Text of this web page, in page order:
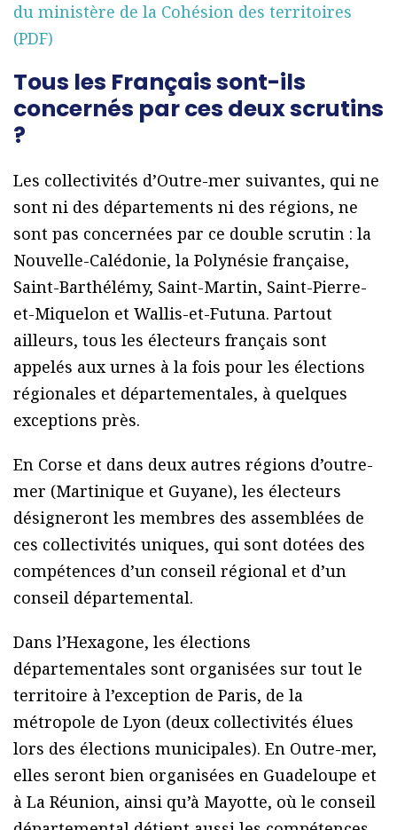
du ministère de la Cohésion des territoires
(PDF)
Tous les Français sont-ils
concernés par ces deux scrutins
?
Les collectivités d’Outre-mer suivantes, qui ne
sont ni des départements ni des régions, ne
sont pas concernées par ce double scrutin : la
Nouvelle-Calédonie, la Polynésie française,
Saint-Barthélémy, Saint-Martin, Saint-Pierre-
et-Miquelon et Wallis-et-Futuna. Partout
ailleurs, tous les électeurs français sont
appelés aux urnes à la fois pour les élections
régionales et départementales, à quelques
exceptions près.
En Corse et dans deux autres régions d’outre-
mer (Martinique et Guyane), les électeurs
désigneront les membres des assemblées de
ces collectivités uniques, qui sont dotées des
compétences d’un conseil régional et d’un
conseil départemental.
Dans l’Hexagone, les élections
départementales sont organisées sur tout le
territoire à l’exception de Paris, de la
métropole de Lyon (deux collectivités élues
lors des élections municipales). En Outre-mer,
elles seront bien organisées en Guadeloupe et
à La Réunion, ainsi qu’à Mayotte, où le conseil